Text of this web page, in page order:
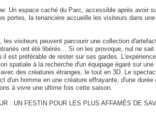
Un espace caché du Parc, accessible après avoir
portes, la tenancière accueille les visiteurs dans
les visiteurs peuvent parcourir une collection
ont été libérés... Si on les provoque, nul ne
il est préférable de rester sur ses gardes.
spatiale à la recherche d'un équipage égaré sur
des créatures étranges, le tout en 3D. Le
d'un homme en une créature effrayante, d'une
à vivre une ultime fois cette saison.
: UN FESTIN POUR LES PLUS AFFAMÉS DE